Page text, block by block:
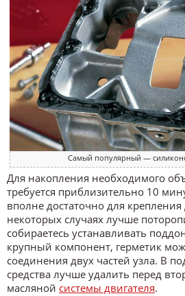
Самый популярный —
Для накопления необходимого
требуется приблизительно 10
вполне достаточно для
некоторых случаях лучше
собираетесь устанавливать
крупный компонент, герметик
соединения двух частей узла. В
средства лучше удалить перед
масляной системы двигателя.